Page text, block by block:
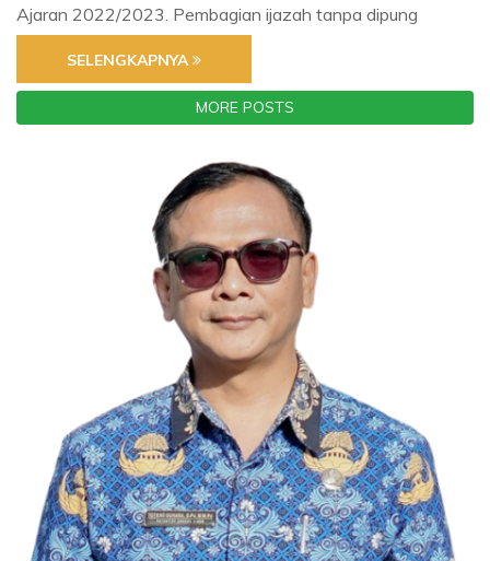
Ajaran 2022/2023. Pembagian ijazah tanpa dipung
SELENGKAPNYA
MORE POSTS